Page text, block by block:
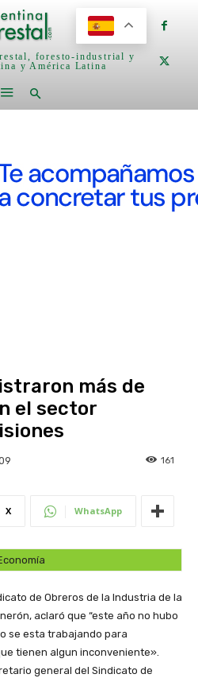
foresto-industrial y
y América Latina
más de
el sector
161
X WhatsApp
de Obreros de la Industria de la
aclaró que “este año no hubo
se esta trabajando para
tienen algun inconveniente».
general del Sindicato de